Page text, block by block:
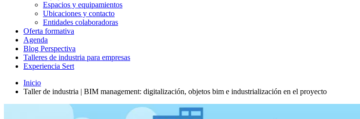
Espacios y equipamientos
Ubicaciones y contacto
Entidades colaboradoras
Oferta formativa
Agenda
Blog Perspectiva
Talleres de industria para empresas
Experiencia Sert
Inicio
Taller de industria | BIM management: digitalización, objetos bim e industrialización en el proyecto